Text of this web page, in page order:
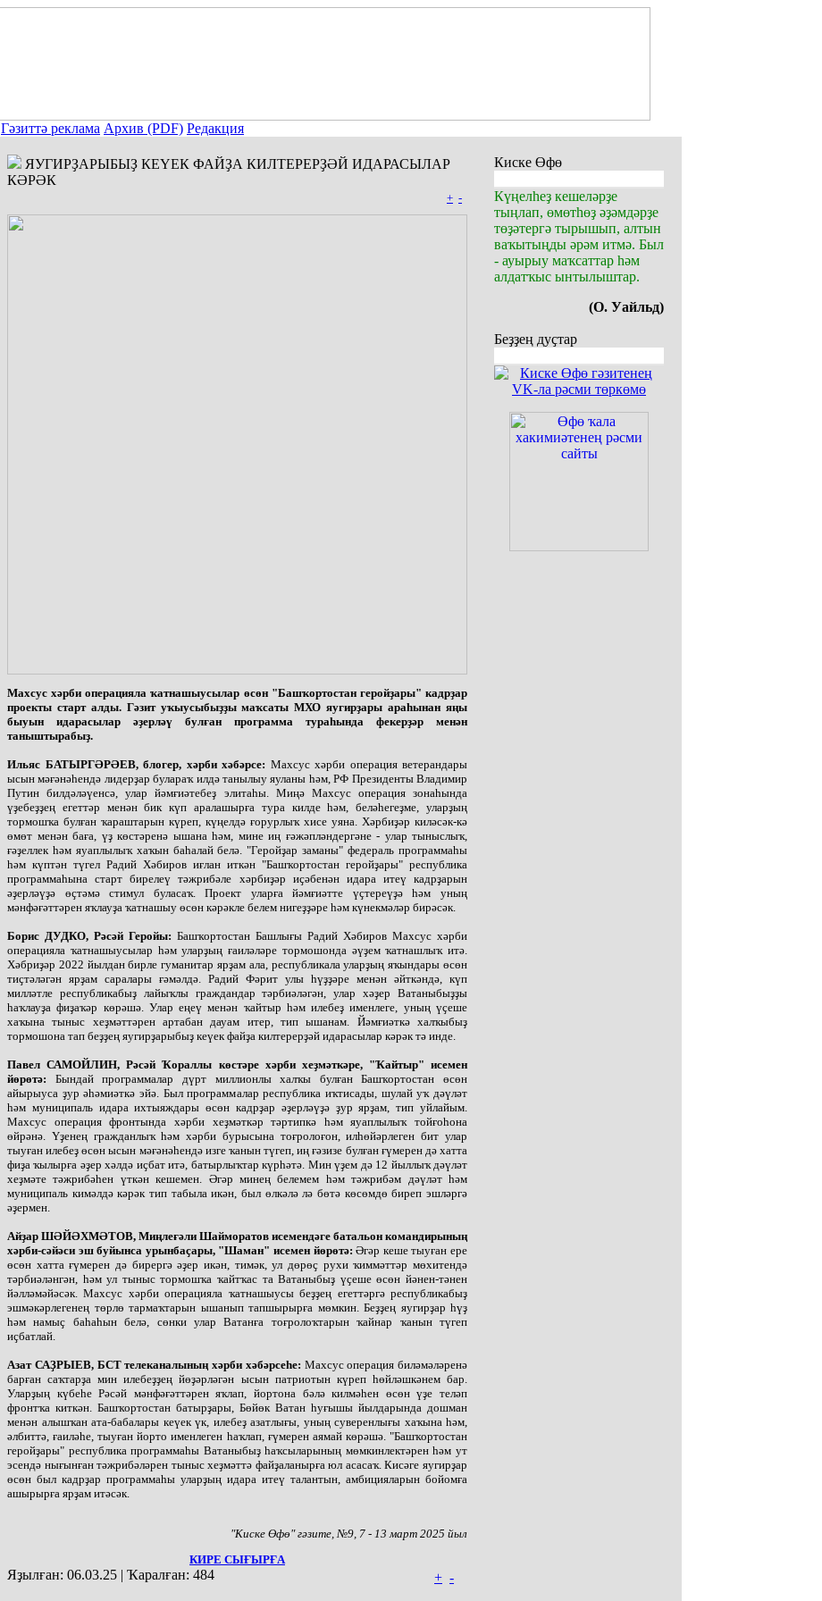
Гәзиттә реклама Архив (PDF) Редакция
ЯУГИРҘАРЫБЫҘ КЕҮЕК ФАЙҘА КИЛТЕРЕРҘӘЙ ИДАРАСЫЛАР
КӘРӘК
+ -
Махсус хәрби операцияла ҡатнашыусылар өсөн "Башҡортостан геройҙары" кадрҙар
проекты старт алды. Гәзит уҡыусыбыҙҙы маҡсаты МХО яугирҙары араһынан яңы
быуын идарасылар әҙерләү булған программа тураһында фекерҙәр менән
таныштырабыҙ.
Ильяс БАТЫРГӘРӘЕВ, блогер, хәрби хәбәрсе: Махсус хәрби операция ветерандары
ысын мәғәнәһендә лидерҙар булараҡ илдә танылыу яуланы һәм, РФ Президенты Владимир
Путин билдәләүенсә, улар йәмғиәтебеҙ элитаһы. Миңә Махсус операция зонаһында
үҙебеҙҙең егеттәр менән бик күп аралашырға тура килде һәм, беләһегеҙме, уларҙың
тормошҡа булған ҡараштарын күреп, күңелдә ғорурлыҡ хисе уяна. Хәрбиҙәр киләсәк-кә
өмөт менән баға, үҙ көстәренә ышана һәм, мине иң ғәжәпләндергәне - улар тыныслыҡ,
ғәҙеллек һәм яуаплылыҡ хаҡын баһалай белә. "Геройҙар заманы" федераль программаһы
һәм күптән түгел Радий Хәбиров иғлан иткән "Башҡортостан геройҙары" республика
программаһына старт бирелеү тәжрибәле хәрбиҙәр иҫәбенән идара итеү кадрҙарын
әҙерләүҙә өҫтәмә стимул буласаҡ. Проект уларға йәмғиәтте үҫтереүҙә һәм уның
мәнфәғәттәрен яҡлауҙа ҡатнашыу өсөн кәрәкле белем нигеҙҙәре һәм күнекмәләр бирәсәк.
Борис ДУДКО, Рәсәй Геройы: Башҡортостан Башлығы Радий Хәбиров Махсус хәрби
операцияла ҡатнашыусылар һәм уларҙың ғаиләләре тормошонда әүҙем ҡатнашлыҡ итә.
Хәбриҙәр 2022 йылдан бирле гуманитар ярҙам ала, республикала уларҙың яҡындары өсөн
тиҫтәләгән ярҙам саралары ғәмәлдә. Радий Фәрит улы һүҙҙәре менән әйткәндә, күп
милләтле республикабыҙ лайыҡлы граждандар тәрбиәләгән, улар хәҙер Ватаныбыҙҙы
һаҡлауҙа фиҙаҡәр көрәшә. Улар еңеү менән ҡайтыр һәм илебеҙ именлеге, уның үҫеше
хаҡына тыныс хеҙмәттәрен артабан дауам итер, тип ышанам. Йәмғиәткә халҡыбыҙ
тормошона тап беҙҙең яугирҙарыбыҙ кеүек файҙа килтерерҙәй идарасылар кәрәк тә инде.
Павел САМОЙЛИН, Рәсәй Ҡораллы көстәре хәрби хеҙмәткәре, "Ҡайтыр" исемен
йөрөтә: Бындай программалар дүрт миллионлы халҡы булған Башҡортостан өсөн
айырыуса ҙур әһәмиәткә эйә. Был программалар республика иҡтисады, шулай уҡ дәүләт
һәм муниципаль идара ихтыяждары өсөн кадрҙар әҙерләүҙә ҙур ярҙам, тип уйлайым.
Махсус операция фронтында хәрби хеҙмәткәр тәртипкә һәм яуаплылыҡ тойғоһона
өйрәнә. Үҙенең гражданлыҡ һәм хәрби бурысына тоғролоғон, илһөйәрлеген бит улар
тыуған илебеҙ өсөн ысын мәғәнәһендә изге ҡанын түгеп, иң ғәзизе булған ғүмерен дә хатта
фиҙа ҡылырға әҙер хәлдә иҫбат итә, батырлыҡтар күрһәтә. Мин үҙем дә 12 йыллыҡ дәүләт
хеҙмәте тәжрибәһен үткән кешемен. Әгәр минең белемем һәм тәжрибәм дәүләт һәм
муниципаль кимәлдә кәрәк тип табыла икән, был өлкәлә лә бөтә көсөмдө биреп эшләргә
әҙермен.
Айҙар ШӘЙӘХМӘТОВ, Миңлеғәли Шайморатов исемендәге батальон командирының
хәрби-сәйәси эш буйынса урынбаҫары, "Шаман" исемен йөрөтә:Әгәр кеше тыуған ере
өсөн хатта ғүмерен дә бирергә әҙер икән, тимәк, ул дөрөҫ рухи ҡиммәттәр мөхитендә
тәрбиәләнгән, һәм ул тыныс тормошҡа ҡайтҡас та Ватаныбыҙ үҫеше өсөн йәнен-тәнен
йәлләмәйәсәк. Махсус хәрби операцияла ҡатнашыусы беҙҙең егеттәргә республикабыҙ
эшмәкәрлегенең төрлө тармаҡтарын ышанып тапшырырға мөмкин. Беҙҙең яугирҙар һүҙ
һәм намыҫ баһаһын белә, сөнки улар Ватанға тоғролоҡтарын ҡайнар ҡанын түгеп
иҫбатлай.
Азат САҘРЫЕВ, БСТ телеканалының хәрби хәбәрсеһе: Махсус операция биләмәләренә
барған саҡтарҙа мин илебеҙҙең йөҙәрләгән ысын патриотын күреп һөйләшкәнем бар.
Уларҙың күбеһе Рәсәй мәнфәғәттәрен яҡлап, йортона бәлә килмәһен өсөн үҙе теләп
фронтҡа киткән. Башҡортостан батырҙары, Бөйөк Ватан һуғышы йылдарында дошман
менән алышҡан ата-бабалары кеүек үк, илебеҙ азатлығы, уның суверенлығы хаҡына һәм,
әлбиттә, ғаиләһе, тыуған йорто именлеген һаҡлап, ғүмерен аямай көрәшә. "Башҡортостан
геройҙары" республика программаһы Ватаныбыҙ һаҡсыларының мөмкинлектәрен һәм ут
эсендә нығынған тәжрибәләрен тыныс хеҙмәттә файҙаланырға юл асасаҡ. Кисәге яугирҙар
өсөн был кадрҙар программаһы уларҙың идара итеү талантын, амбицияларын бойомға
ашырырға ярҙам итәсәк.
"Киске Өфө" гәзите, №9, 7 - 13 март 2025 йыл
КИРЕ СЫҒЫРҒА
+ -
Яҙылған: 06.03.25 | Ҡаралған: 484
Киске Өфө
Күңелһеҙ кешеләрҙе
тыңлап, өмөтһөҙ әҙәмдәрҙе
төҙәтергә тырышып, алтын
ваҡытыңды әрәм итмә. Был
- ауырыу маҡсаттар һәм
алдатҡыс ынтылыштар.
(О. Уайльд)
Беҙҙең дуҫтар